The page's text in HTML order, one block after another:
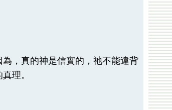
，真的神是信實的，祂不能違背
理。